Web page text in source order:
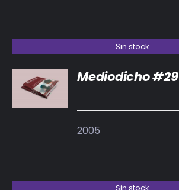
Sin stock
DETALLES
Mediodicho #29
2005